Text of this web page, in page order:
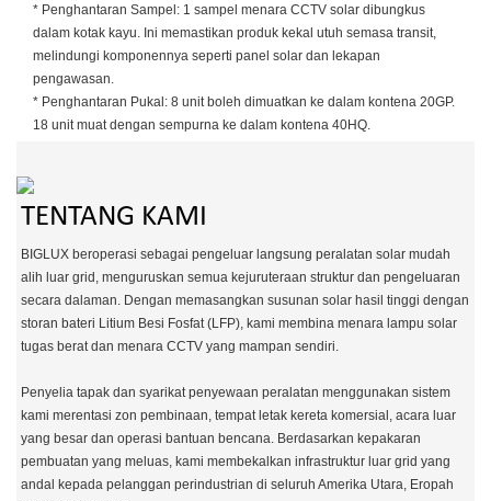
* Penghantaran Sampel: 1 sampel menara CCTV solar dibungkus
dalam kotak kayu. Ini memastikan produk kekal utuh semasa transit,
melindungi komponennya seperti panel solar dan lekapan
pengawasan.
* Penghantaran Pukal: 8 unit boleh dimuatkan ke dalam kontena 20GP.
18 unit muat dengan sempurna ke dalam kontena 40HQ.
TENTANG KAMI
BIGLUX beroperasi sebagai pengeluar langsung peralatan solar mudah
alih luar grid, menguruskan semua kejuruteraan struktur dan pengeluaran
secara dalaman. Dengan memasangkan susunan solar hasil tinggi dengan
storan bateri Litium Besi Fosfat (LFP), kami membina menara lampu solar
tugas berat dan menara CCTV yang mampan sendiri.
Penyelia tapak dan syarikat penyewaan peralatan menggunakan sistem
kami merentasi zon pembinaan, tempat letak kereta komersial, acara luar
yang besar dan operasi bantuan bencana. Berdasarkan kepakaran
pembuatan yang meluas, kami membekalkan infrastruktur luar grid yang
andal kepada pelanggan perindustrian di seluruh Amerika Utara, Eropah